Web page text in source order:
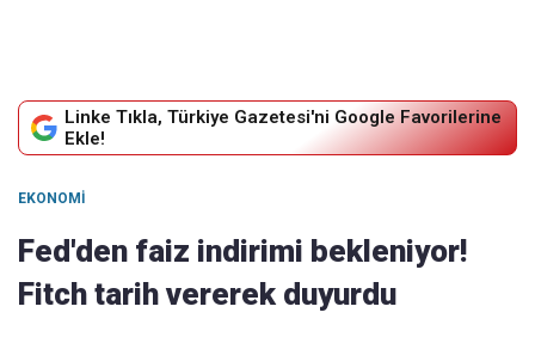
Linke Tıkla, Türkiye Gazetesi'ni Google Favorilerine
Ekle!
EKONOMI
Fed'den faiz indirimi bekleniyor!
Fitch tarih vererek duyurdu